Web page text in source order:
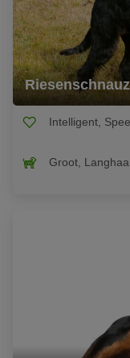
Intelligent,
Groot,